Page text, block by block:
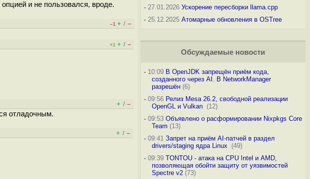
и не пользовался, вроде.
–1 + / –
+1 + / –
+ / –
отладочным.
+ / –
-27.01.2026 Ускорение пересборки llama.cpp
-25.12.2025 Атомарные обновления в OSTree
Обсуждаемые новости
-10:09 В OpenJDK запрещён приём кода,
созданного через AI. В NetworkManager
разрешён(6)
-09:56 Релиз Mesa 26.2, свободной реализации
OpenGL и Vulkan (12)
-09:53 Объявлено о расформировании Nixpkgs Core
Team (13)
-09:41 Запрет на приём AI-патчей в раздел
drivers/staging ядра Linux
(49)
-09:39 TONTOU - атака на CPU Intel и AMD,
позволяющая обойти защиту от уязвимостей
Spectre v2(73)